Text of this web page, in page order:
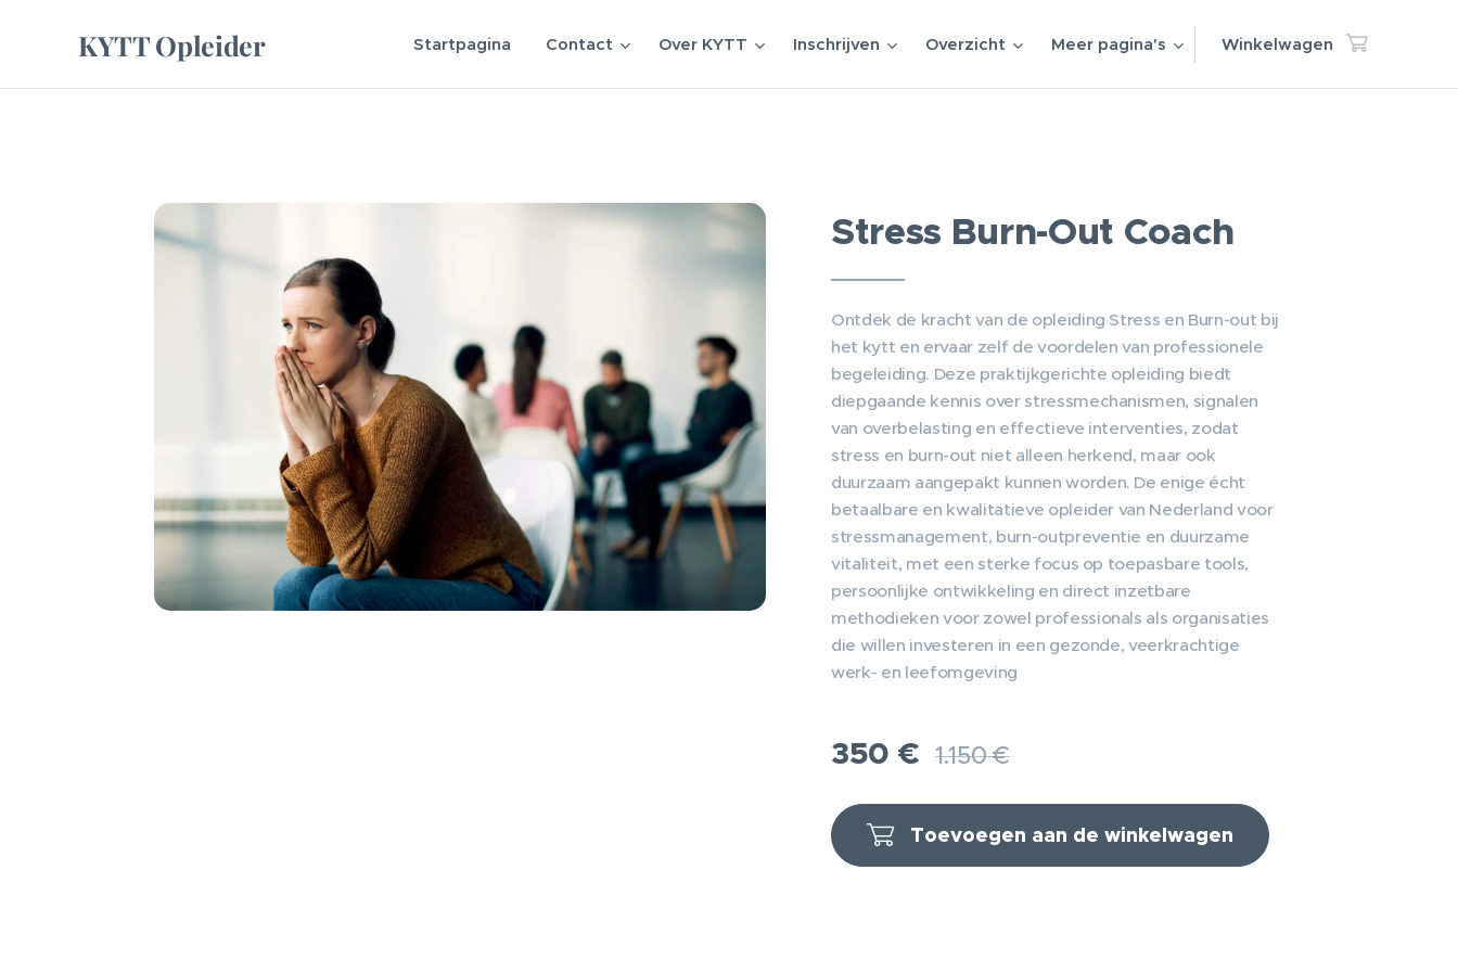
KYTT Opleider Startpagina Contact Over KYTT Inschrijven Overzicht Meer pagina's Winkelwagen
Stress Burn-Out Coach
Ontdek de kracht van de opleiding Stress en Burn-out bij
het kytt en ervaar zelf de voordelen van professionele
begeleiding. Deze praktijkgerichte opleiding biedt
diepgaande kennis over stressmechanismen, signalen
van overbelasting en effectieve interventies, zodat
stress en burn-out niet alleen herkend, maar ook
duurzaam aangepakt kunnen worden. De enige écht
betaalbare en kwalitatieve opleider van Nederland voor
stressmanagement, burn-outpreventie en duurzame
vitaliteit, met een sterke focus op toepasbare tools,
persoonlijke ontwikkeling en direct inzetbare
methodieken voor zowel professionals als organisaties
die willen investeren in een gezonde, veerkrachtige
werk- en leefomgeving
350 € 1.150€
Toevoegen aan de winkelwagen